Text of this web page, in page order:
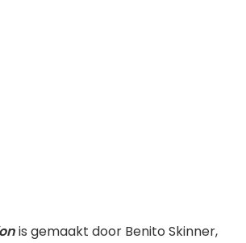
is gemaakt door Benito Skinner,